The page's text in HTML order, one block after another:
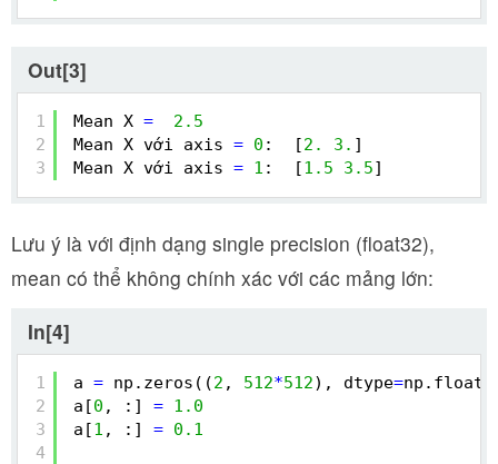
Out[3]
1
2
3
Mean X =
2.5
Mean X với axis = 0 :  [2. 3. ]
Mean X với axis = 1 :  [1.5 3.5]
Lưu ý là với định dạng single precision (float32),
mean có thể không chính xác với các mảng lớn:
In[4]
1
2
3
4
a = np.zeros((2 , 512*512), dtype=
a[0 , :] = 1.0
a[1 , :] = 0.1